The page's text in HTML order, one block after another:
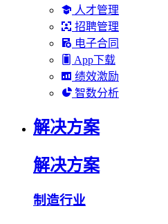
人才管理
招聘管理
电子合同
App下载
绩效激励
智数分析
解决方案
解决方案
制造行业